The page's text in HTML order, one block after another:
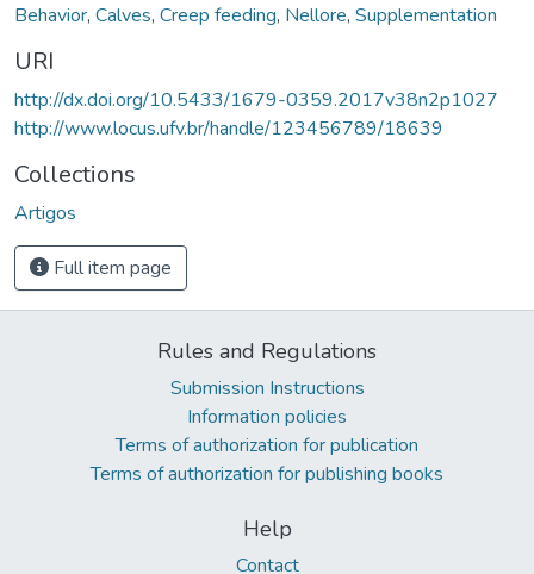
Behavior, Calves, Creep feeding, Nellore, Supplementation
URI
http://dx.doi.org/10.5433/1679-0359.2017v38n2p1027
http://www.locus.ufv.br/handle/123456789/18639
Collections
Artigos
Full item page
Rules and Regulations
Submission Instructions
Information policies
Terms of authorization for publication
Terms of authorization for publishing books
Help
Contact